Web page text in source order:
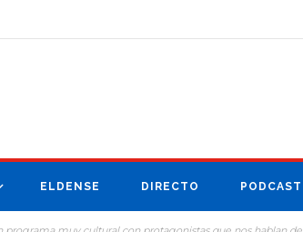
ELDENSE DIRECTO PODCAST